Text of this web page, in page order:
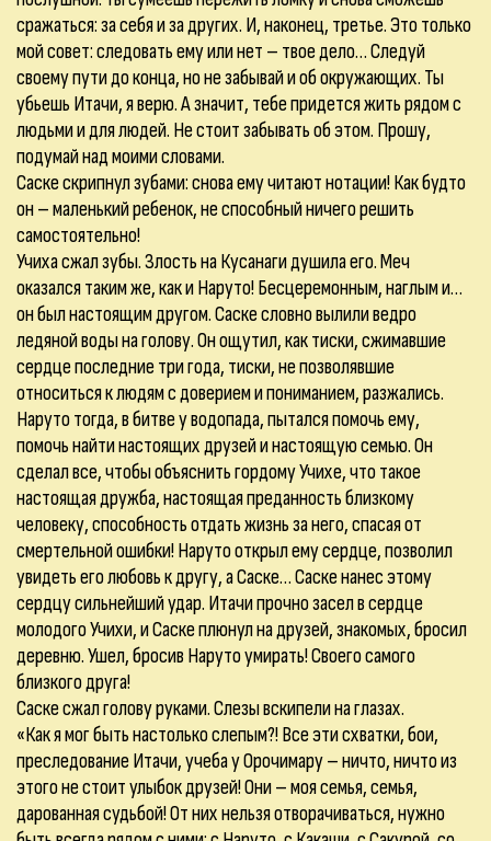
сражаться: за себя и за других. И, наконец, третье. Это только
мой совет: следовать ему или нет – твое дело… Следуй
своему пути до конца, но не забывай и об окружающих. Ты
убьешь Итачи, я верю. А значит, тебе придется жить рядом с
людьми и для людей. Не стоит забывать об этом. Прошу,
подумай над моими словами.
Саске скрипнул зубами: снова ему читают нотации! Как будто
он – маленький ребенок, не способный ничего решить
самостоятельно!
Учиха сжал зубы. Злость на Кусанаги душила его. Меч
оказался таким же, как и Наруто! Бесцеремонным, наглым и…
он был настоящим другом. Саске словно вылили ведро
ледяной воды на голову. Он ощутил, как тиски, сжимавшие
сердце последние три года, тиски, не позволявшие
относиться к людям с доверием и пониманием, разжались.
Наруто тогда, в битве у водопада, пытался помочь ему,
помочь найти настоящих друзей и настоящую семью. Он
сделал все, чтобы объяснить гордому Учихе, что такое
настоящая дружба, настоящая преданность близкому
человеку, способность отдать жизнь за него, спасая от
смертельной ошибки! Наруто открыл ему сердце, позволил
увидеть его любовь к другу, а Саске… Саске нанес этому
сердцу сильнейший удар. Итачи прочно засел в сердце
молодого Учихи, и Саске плюнул на друзей, знакомых, бросил
деревню. Ушел, бросив Наруто умирать! Своего самого
близкого друга!
Саске сжал голову руками. Слезы вскипели на глазах.
«Как я мог быть настолько слепым?! Все эти схватки, бои,
преследование Итачи, учеба у Орочимару – ничто, ничто из
этого не стоит улыбок друзей! Они – моя семья, семья,
дарованная судьбой! От них нельзя отворачиваться, нужно